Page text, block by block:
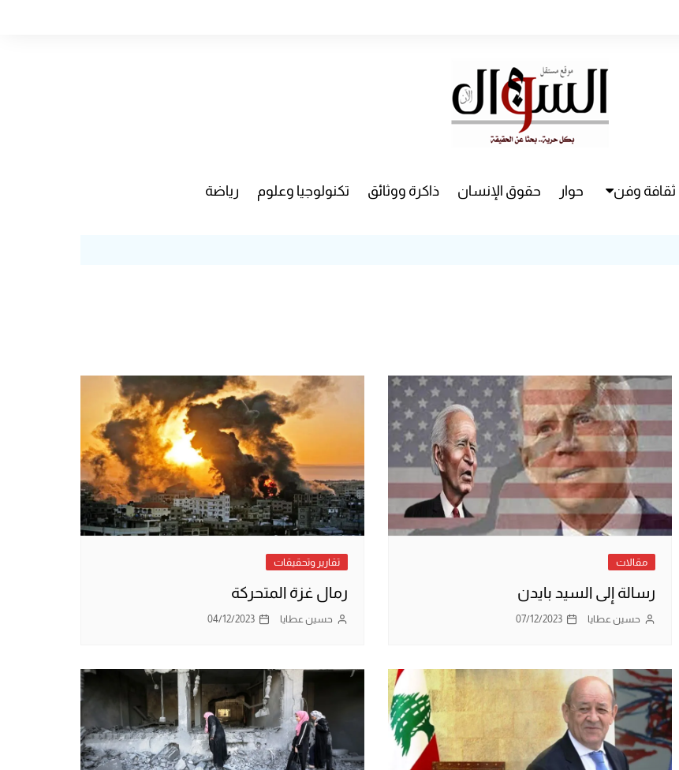
ثقافة وفن حوار حقوق الإنسان ذاكرة ووثائق تكنولوجيا وعلوم رياضة
مقالات
رسالة إلى السيد بايدن
حسين عطايا 07/12/2023
تقارير وتحقيقات
رمال غزة المتحركة
حسين عطايا 04/12/2023